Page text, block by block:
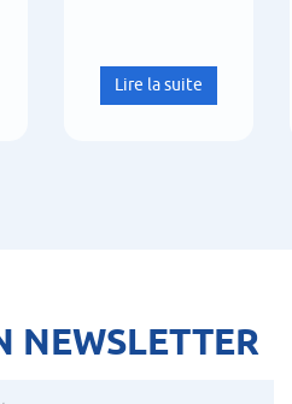
Lire la suite
NEWSLETTER